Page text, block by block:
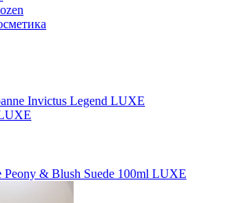
Invictus Legend LUXE
Peony & Blush Suede 100ml LUXE